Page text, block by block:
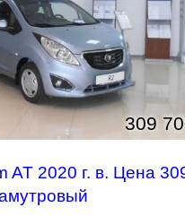
309
AT 2020 г. в. Цена